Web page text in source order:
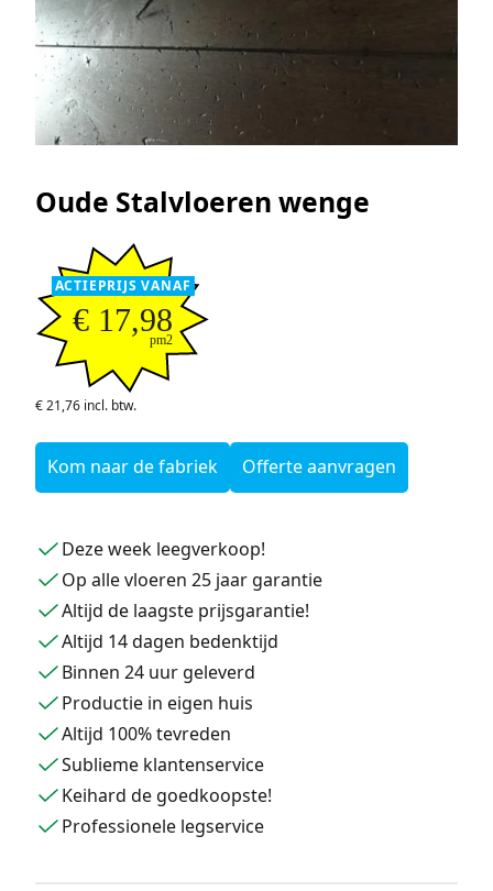
Oude Stalvloeren wenge
ACTIEPRIJS VANAF
€ 17,98
pm2
€ 21,76 incl. btw.
Kom naar de fabriek Offerte aanvragen
Deze week leegverkoop!
Op alle vloeren 25 jaar garantie
Altijd de laagste prijsgarantie!
Altijd 14 dagen bedenktijd
Binnen 24 uur geleverd
Productie in eigen huis
Altijd 100% tevreden
Sublieme klantenservice
Keihard de goedkoopste!
Professionele legservice